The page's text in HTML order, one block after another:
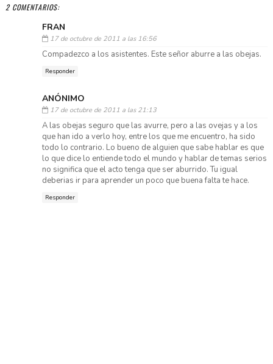
2 COMENTARIOS:
FRAN
17 de octubre de 2011 a las 16:56
Compadezco a los asistentes. Este señor aburre a las obejas.
Responder
ANÓNIMO
17 de octubre de 2011 a las 21:13
A las obejas seguro que las avurre, pero a las ovejas y a los
que han ido a verlo hoy, entre los que me encuentro, ha sido
todo lo contrario. Lo bueno de alguien que sabe hablar es que
lo que dice lo entiende todo el mundo y hablar de temas serios
no significa que el acto tenga que ser aburrido. Tu igual
deberias ir para aprender un poco que buena falta te hace.
Responder